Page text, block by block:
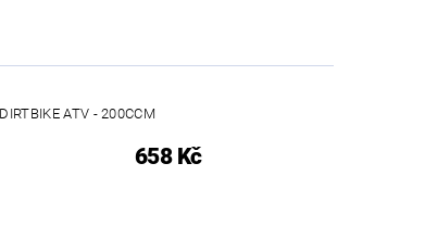
ATV - 200CCM
658 Kč